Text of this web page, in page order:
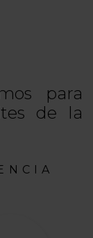
para
de la